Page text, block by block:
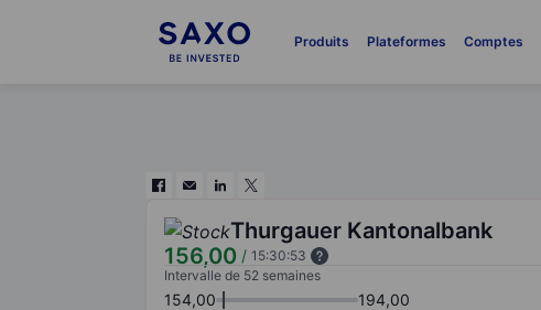
Produits Plateformes Comptes
Thurgauer Kantonalbank
156,00 / 15:30:53
Intervalle de 52 semaines
154,00 194,00